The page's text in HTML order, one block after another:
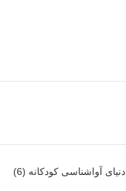
دنیای آواشناسی کودکانه (6)